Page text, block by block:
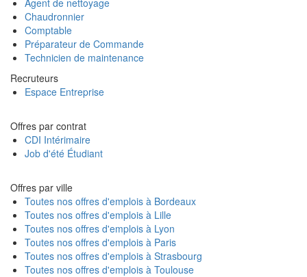
Agent de nettoyage
Chaudronnier
Comptable
Préparateur de Commande
Technicien de maintenance
Recruteurs
Espace Entreprise
Offres par contrat
CDI Intérimaire
Job d'été Étudiant
Offres par ville
Toutes nos offres d'emplois à Bordeaux
Toutes nos offres d'emplois à Lille
Toutes nos offres d'emplois à Lyon
Toutes nos offres d'emplois à Paris
Toutes nos offres d'emplois à Strasbourg
Toutes nos offres d'emplois à Toulouse